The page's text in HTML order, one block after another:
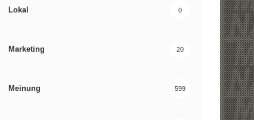
Lokal 0
Marketing 20
Meinung 599